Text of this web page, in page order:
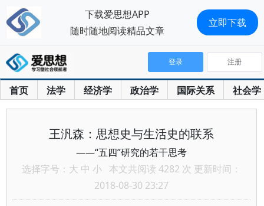
首页 法学 经济学 政治学 国际关系 社会学
登录 注册
王汎森：思想史与生活史的联系
——“五四”研究的若干思考
选择字号： 大 中 小 本文共阅读 4282 次 更新时间：
2018-08-30 23:27
下载爱思想APP
随时随地阅读精品文章
立即下载